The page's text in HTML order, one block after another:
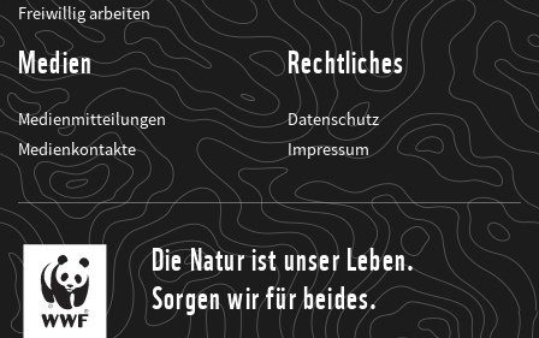
Freiwillig arbeiten
Medien
Medienmitteilungen
Medienkontakte
Rechtliches
Datenschutz
Impressum
Die Natur ist unser Leben.
Sorgen wir für beides.